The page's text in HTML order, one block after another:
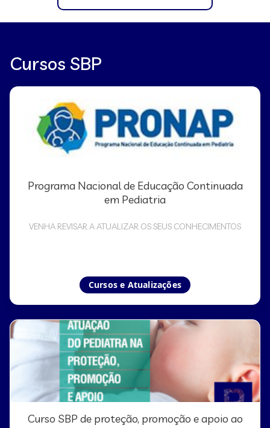
Cursos SBP
Programa Nacional de Educação Continuada
em Pediatria
VENHA REVISAR A ATUALIZAR OS SEUS CONHECIMENTOS
Cursos e Atualizações
Curso SBP de proteção, promoção e apoio ao